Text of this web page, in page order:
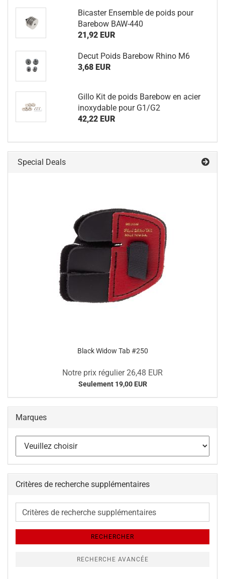
Bicaster Ensemble de poids pour
Barebow BAW-440
21,92 EUR
Decut Poids Barebow Rhino M6
3,68 EUR
Gillo Kit de poids Barebow en acier
inoxydable pour G1/G2
42,22 EUR
Special Deals
Black Widow Tab #250
Notre prix régulier 26,48 EUR
Seulement 19,00 EUR
Marques
Critères de recherche supplémentaires
Critères
recherche
RECHERCHER
RECHERCHE AVANCÉE